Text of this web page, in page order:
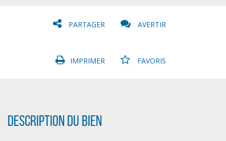
PARTAGER AVERTIR
IMPRIMER FAVORIS
Description du bien